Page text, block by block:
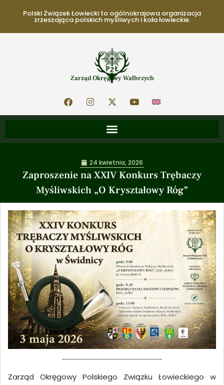
Polski Związek Łowiecki to ogólnokrajowa organizacja
zrzeszająca polskich myśliwych i koła łowieckie.
Zarząd Okręgowy Wałbrzych
Zaproszenie na XXIV Konkurs Trębaczy
Myśliwskich „O Kryształowy Róg”
24 kwietnia, 2026
Zarząd Okręgowy Polskiego Związku Łowieckiego w